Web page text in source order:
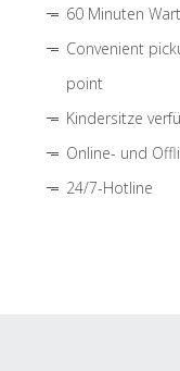
60 Minuten
Convenient
point
Kindersitze
Online- und
24/7-Hotline